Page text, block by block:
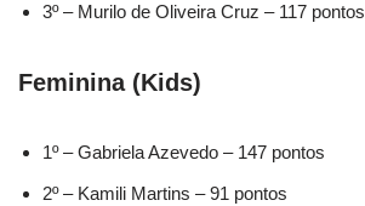
3º – Murilo de Oliveira Cruz – 117 pontos
Feminina (Kids)
1º – Gabriela Azevedo – 147 pontos
2º – Kamili Martins – 91 pontos